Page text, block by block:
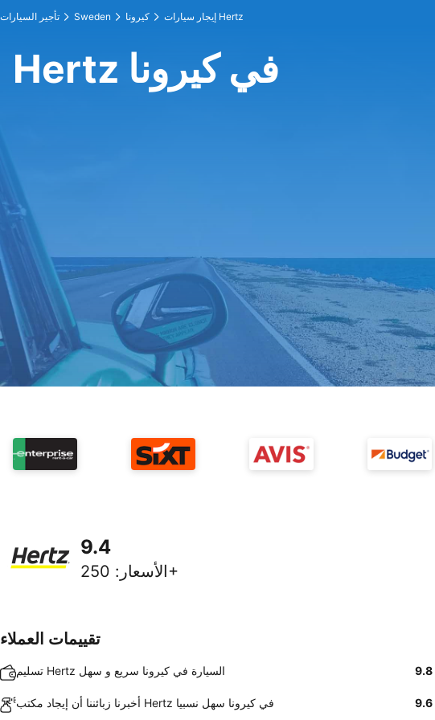
تأجير السيارات Sweden كيرونا إيجار سيارات Hertz
Hertz في كيرونا
9.4
الأسعار : 250+
تقييمات العملاء
تسليم Hertz السيارة في كيرونا سريع و سهل 9.8
أخبرنا زبائننا أن إيجاد مكتب Hertz في كيرونا سهل نسبيا 9.6